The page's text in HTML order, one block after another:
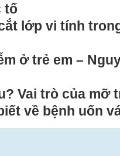
tố
lớp vi tính
ở trẻ em –
Vai trò của mỡ
về bệnh uốn